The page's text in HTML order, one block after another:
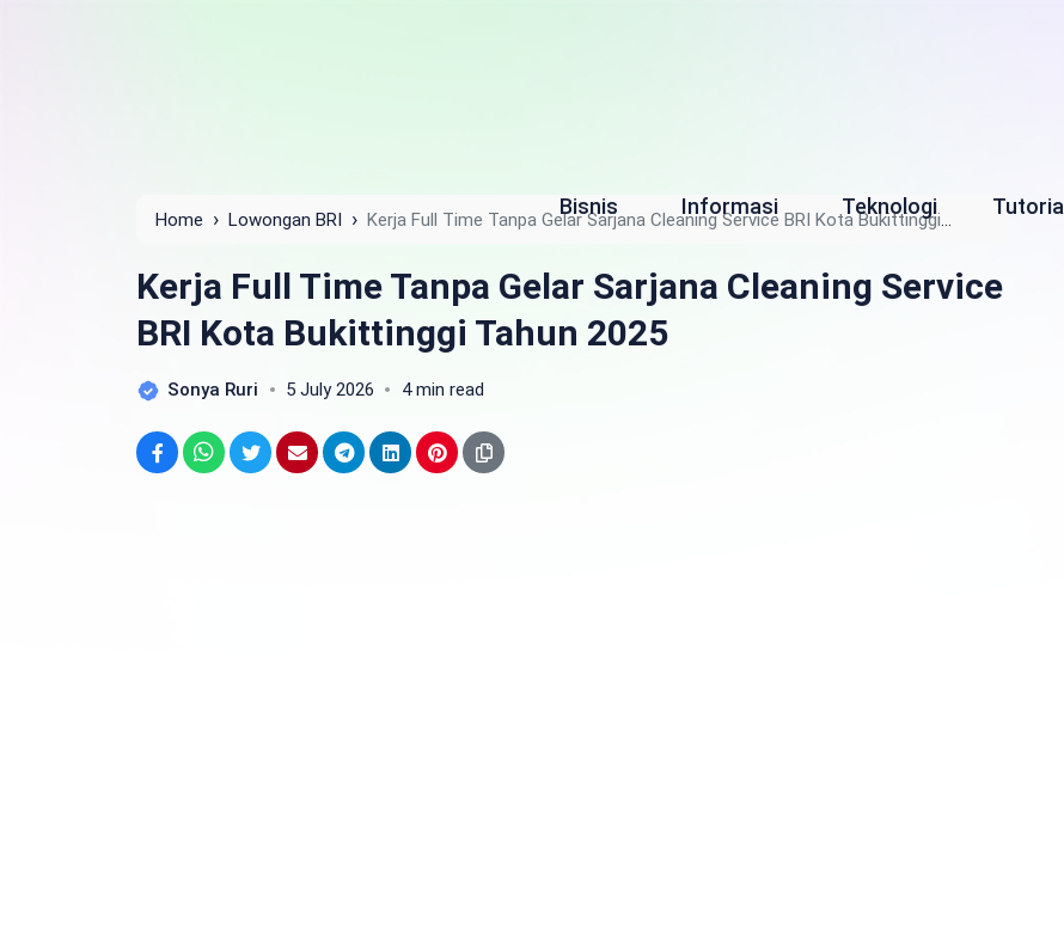
Bisnis Informasi Teknologi Tutorial
Home › Lowongan BRI › Kerja Full Time Tanpa Gelar Sarjana Cleaning Service BRI Kota Bukittinggi
Kerja Full Time Tanpa Gelar Sarjana Cleaning Service
BRI Kota Bukittinggi Tahun 2025
Sonya Ruri 5 July 2026 4 min read